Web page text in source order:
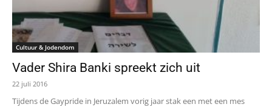
Cultuur & Jodendom
Vader Shira Banki spreekt zich uit
22 juli 2016
Tijdens de Gaypride in Jeruzalem vorig jaar stak een met een mes